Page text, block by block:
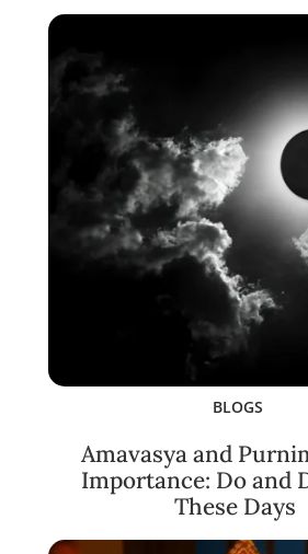
BLOGS
Amavasya and
Importance: Do and
These Days